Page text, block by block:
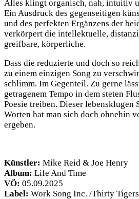
Alles klingt organisch, nah, intuitiv
Ein Ausdruck des gegenseitigen
und des perfekten Ergänzens der
verkörpert die intellektuelle,
greifbare, körperliche.
Dass die reduzierte und doch so
zu einem einzigen Song zu
schlimm. Im Gegenteil. Zu gerne
getragenem Tempo in dem steten
Poesie treiben. Dieser lebensklugen
Worten hat man sich doch ohnehin
ergeben.
Künstler: Mike Reid & Joe Henry
Album: Life And Time
VÖ: 05.09.2025
Label: Work Song Inc. /Thirty Tigers